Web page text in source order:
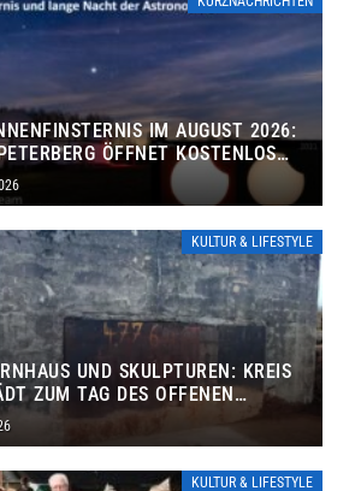
IM AUGUST 2026:
ÖFFNET KOSTENLOS
KULTUR & LIFESTYLE
UND SKULPTUREN: KREIS
ZUM TAG DES OFFENEN
KULTUR & LIFESTYLE